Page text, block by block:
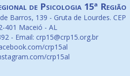
de Psicologia 15ª Região
Barros, 139 - Gruta de Lourdes. CEP
401 Maceió - AL
- Email: crp15@crp15.org.br
crp15al
crp15al